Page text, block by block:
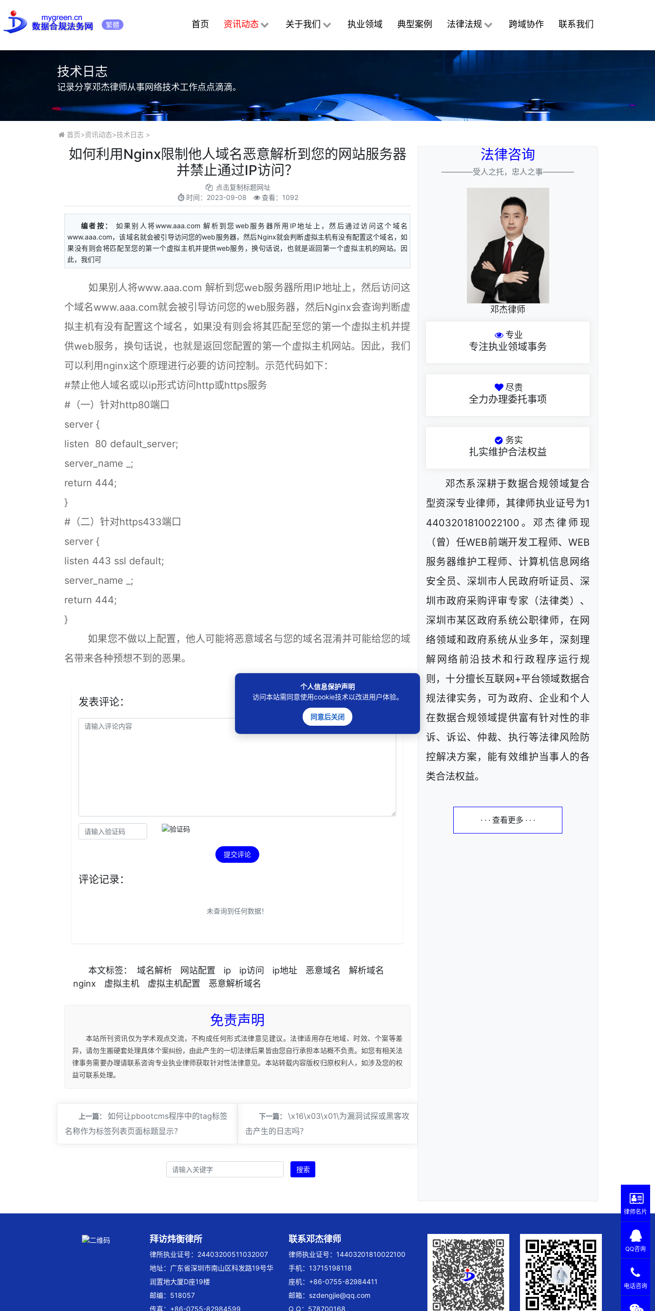
繁體 首页 资讯动态 关于我们 执业领域 典型案例 法律法规 跨域协作 联系我们
技术日志
记录分享邓杰律师从事网络技术工作点点滴滴。
首页>资讯动态>技术日志>
如何利用Nginx限制他人域名恶意解析到您的网站服务器
并禁止通过IP访问？
点击复制标题网址
时间： 2023-09-08 查看：1092
编者按：
如果别人将www.aaa.com 解析到您web服务器所用IP地址上，然后通过访问这个域名
www.aaa.com，该域名就会被引导访问您的web服务器，然后Nginx就会判断虚拟主机有没有配置这个域名，如
果没有则会将匹配至您的第一个虚拟主机并提供web服务，换句话说，也就是返回第一个虚拟主机的网站。因
此，我们可
如果别人将www.aaa.com 解析到您web服务器所用IP地址上，然后访问这
个域名www.aaa.com就会被引导访问您的web服务器，然后Nginx会查询判断虚
拟主机有没有配置这个域名，如果没有则会将其匹配至您的第一个虚拟主机并提
供web服务，换句话说，也就是返回您配置的第一个虚拟主机网站。因此，我们
可以利用nginx这个原理进行必要的访问控制。示范代码如下：
#禁止他人域名或以ip形式访问http或https服务
#（一）针对http80端口
server {
listen 80 default_server;
server_name _;
return 444;
}
#（二）针对https433端口
server {
listen 443 ssl default;
server_name _;
return 444;
}
如果您不做以上配置，他人可能将恶意域名与您的域名混淆并可能给您的域
名带来各种预想不到的恶果。
发表评论：
提交评论
评论记录：
未查询到任何数据！
本文标签： 域名解析 网站配置 ip ip访问 ip地址 恶意域名
解析域名
nginx
虚拟主机 虚拟主机配置 恶意解析域名
免责声明
本站所刊资讯仅为学术观点交流，不构成任何形式法律意见建议。法律适用存在地域、时效、个案等差
异，请勿生搬硬套处理具体个案纠纷，由此产生的一切法律后果皆由您自行承担本站概不负责。如您有相关法
律事务需要办理请联系咨询专业执业律师获取针对性法律意见。本站转载内容版权归原权利人，如涉及您的权
益可联系处理。
上一篇：
如何让pbootcms程序中的tag标签
名称作为标签列表页面标题显示？
下一篇：
\x16\x03\x01\为漏洞试探或黑客攻
击产生的日志吗？
搜索
法律咨询
————受人之托，忠人之事————
邓杰律师
专业
专注执业领域事务
尽责
全力办理委托事项
务实
扎实维护合法权益
邓杰系深耕于数据合规领域复合
型资深专业律师，其律师执业证号为1
4403201810022100。邓杰律师现
（曾）任WEB前端开发工程师、WEB
服务器维护工程师、计算机信息网络
安全员、深圳市人民政府听证员、深
圳市政府采购评审专家（法律类）、
深圳市某区政府系统公职律师，在网
络领域和政府系统从业多年，深刻理
解网络前沿技术和行政程序运行规
则，十分擅长互联网+平台领域数据合
规法律实务，可为政府、企业和个人
在数据合规领域提供富有针对性的非
诉、诉讼、仲裁、执行等法律风险防
控解决方案，能有效维护当事人的各
类合法权益。
· · · 查看更多 · · ·
拜访炜衡律所
律所执业证号：24403200511032007
地址：广东省深圳市南山区科发路19号华
润置地大厦D座19楼
邮编：518057
传真：+86-0755-82984599
联系邓杰律师
律师执业证号：14403201810022100
手机：13715198118
座机：+86-0755-82984411
邮箱： szdengjie@qq.com
Q Q：578700168
律师名片
QQ咨询
电话咨询
个人信息保护声明
访问本站需同意使用cookie技术以改进用户体验。
同意后关闭